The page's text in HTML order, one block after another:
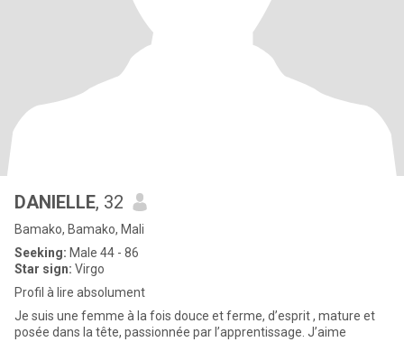
DANIELLE, 32
Bamako, Bamako, Mali
Seeking: Male 44 - 86
Star sign: Virgo
Profil à lire absolument
Je suis une femme à la fois douce et ferme, d’esprit , mature et
posée dans la tête, passionnée par l’apprentissage. J’aime